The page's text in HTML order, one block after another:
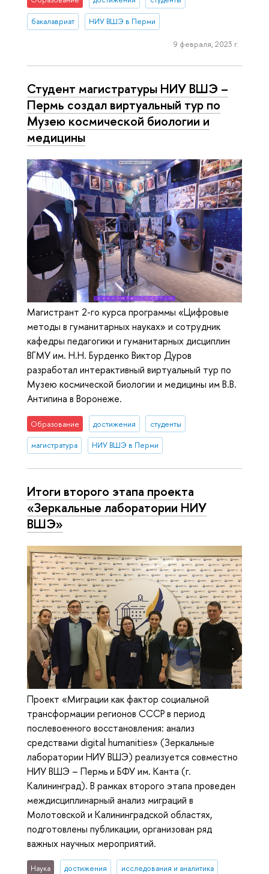
бакалавриат НИУ ВШЭ в Перми
9 февраля, 2023 г.
Студент магистратуры НИУ ВШЭ –
Пермь создал виртуальный тур по
Музею космической биологии и
медицины
Магистрант 2-го курса программы «Цифровые
методы в гуманитарных науках» и сотрудник
кафедры педагогики и гуманитарных дисциплин
ВГМУ им. Н.Н. Бурденко Виктор Дуров
разработал интерактивный виртуальный тур по
Музею космической биологии и медицины им В.В.
Антипина в Воронеже.
Образование достижения студенты
магистратура НИУ ВШЭ в Перми
Итоги второго этапа проекта
«Зеркальные лаборатории НИУ
ВШЭ»
Проект «Миграции как фактор социальной
трансформации регионов СССР в период
послевоенного восстановления: анализ
средствами digital humanities» (Зеркальные
лаборатории НИУ ВШЭ) реализуется совместно
НИУ ВШЭ – Пермь и БФУ им. Канта (г.
Калининград). В рамках второго этапа проведен
междисциплинарный анализ миграций в
Молотовской и Калининградской областях,
подготовлены публикации, организован ряд
важных научных мероприятий.
Наука достижения исследования и аналитика